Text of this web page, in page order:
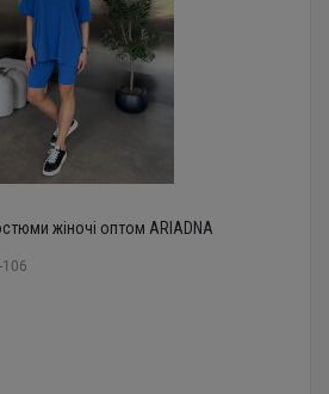
жіночі оптом ARIADNA